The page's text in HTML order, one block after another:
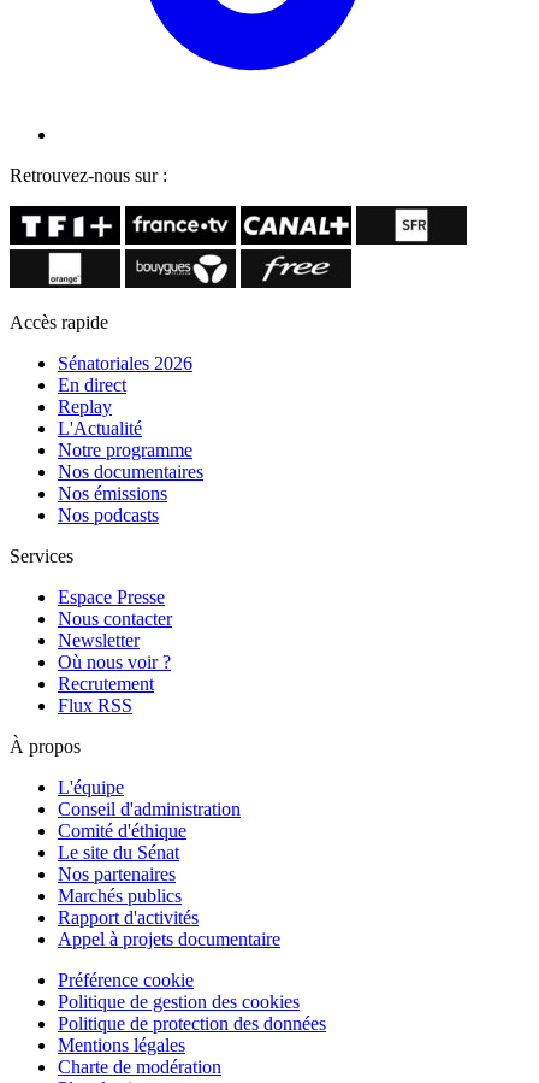
Retrouvez-nous sur :
Accès rapide
Sénatoriales 2026
En direct
Replay
L'Actualité
Notre programme
Nos documentaires
Nos émissions
Nos podcasts
Services
Espace Presse
Nous contacter
Newsletter
Où nous voir ?
Recrutement
Flux RSS
À propos
L'équipe
Conseil d'administration
Comité d'éthique
Le site du Sénat
Nos partenaires
Marchés publics
Rapport d'activités
Appel à projets documentaire
Préférence cookie
Politique de gestion des cookies
Politique de protection des données
Mentions légales
Charte de modération